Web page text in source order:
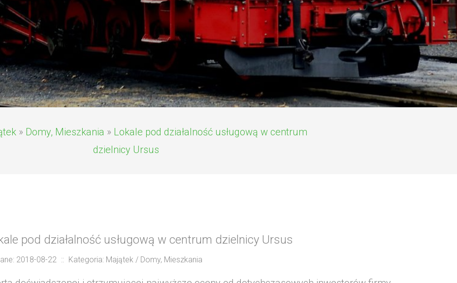
» Domy, Mieszkania » Lokale pod działalność usługową w centrum
dzielnicy Ursus
pod działalność usługową w centrum dzielnicy Ursus
2018-08-22 :: Kategoria: Majątek / Domy, Mieszkania